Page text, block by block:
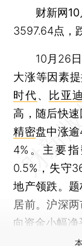
财新网
3597.64点，
10月26日
大涨等因素提
时代、 比亚迪
高，随后快
精密盘中涨逾
4%。主要
0.5%，失守
地产领跌。
居前。沪深
向资金小幅净